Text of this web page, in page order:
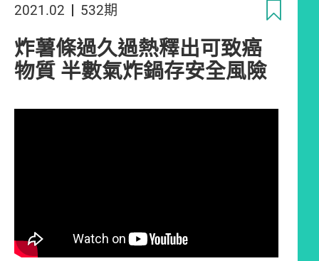
2021.02 532期
炸薯條過久過熱釋出可致癌
物質 半數氣炸鍋存安全風險